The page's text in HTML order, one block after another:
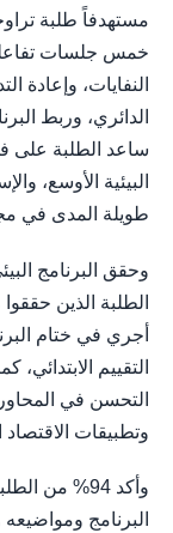
خمس جلسات
النفايات، وإعادة
الدائري، وربط
ساعد الطلبة على
البيئية الأوسع،
طويلة المدى في
وحقق البرنامج
التقييم
التحسن في
وتطبيقات الاقتصاد
وأكد 94% من